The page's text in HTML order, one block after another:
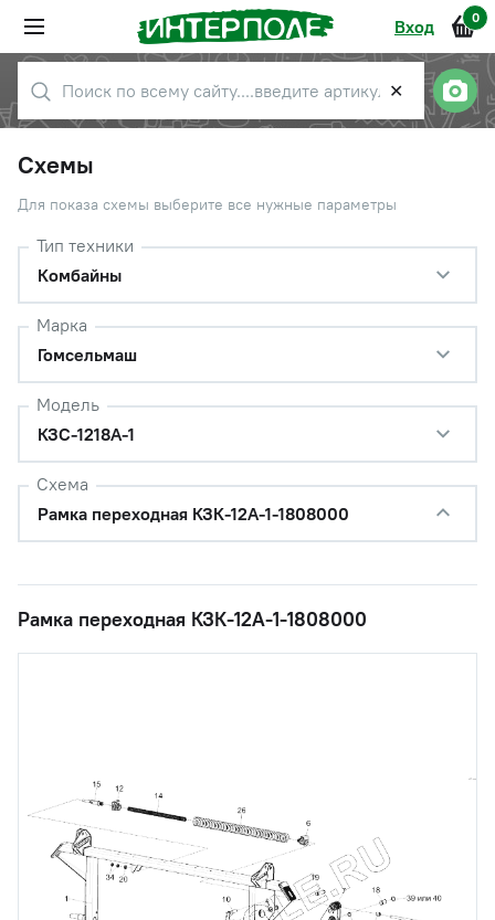
Вход 0
✕
Схемы
Для показа схемы выберите все нужные параметры
Тип техники
Комбайны
Марка
Гомсельмаш
Модель
КЗС-1218А-1
Схема
Рамка переходная КЗК-12А-1-1808000
Рамка переходная КЗК-12А-1-1808000